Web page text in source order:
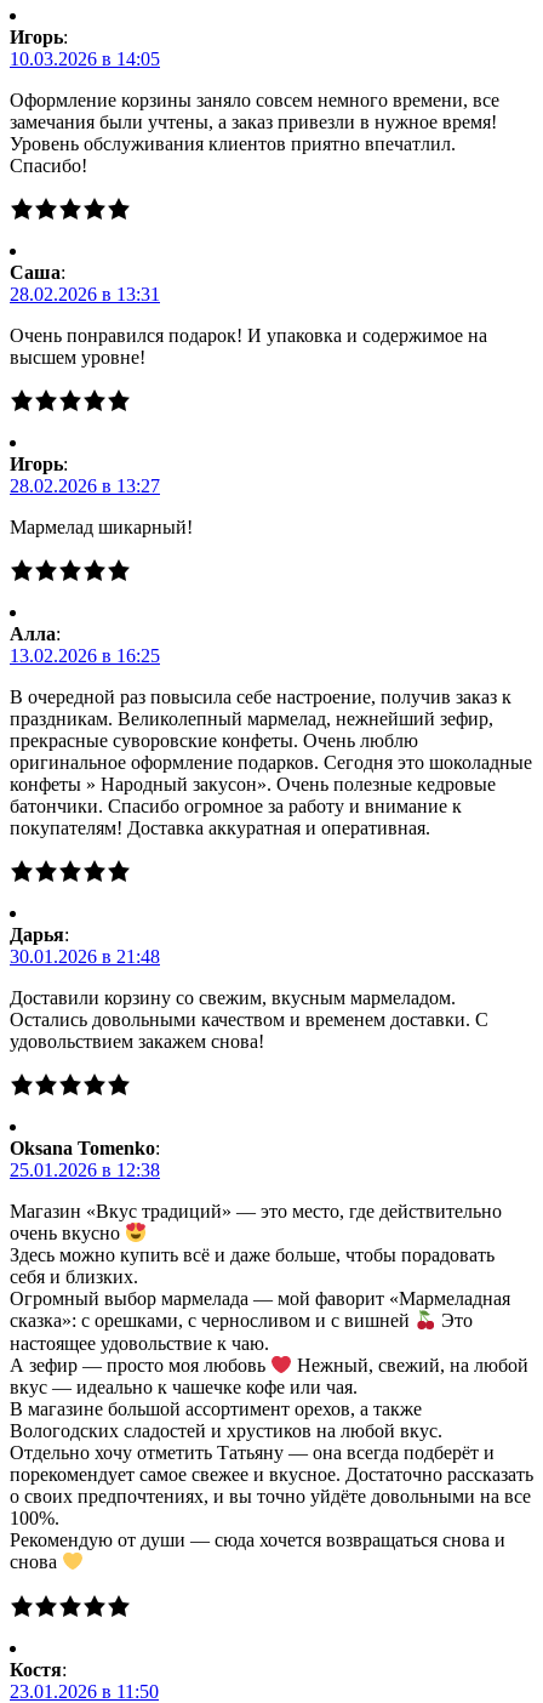
Игорь:
10.03.2026 в 14:05
Оформление корзины заняло совсем немного времени, все
замечания были учтены, а заказ привезли в нужное время!
Уровень обслуживания клиентов приятно впечатлил.
Спасибо!
Саша:
28.02.2026 в 13:31
Очень понравился подарок! И упаковка и содержимое на
высшем уровне!
Игорь:
28.02.2026 в 13:27
Мармелад шикарный!
Алла:
13.02.2026 в 16:25
В очередной раз повысила себе настроение, получив заказ к
праздникам. Великолепный мармелад, нежнейший зефир,
прекрасные суворовские конфеты. Очень люблю
оригинальное оформление подарков. Сегодня это шоколадные
конфеты » Народный закусон». Очень полезные кедровые
батончики. Спасибо огромное за работу и внимание к
покупателям! Доставка аккуратная и оперативная.
Дарья:
30.01.2026 в 21:48
Доставили корзину со свежим, вкусным мармеладом.
Остались довольными качеством и временем доставки. С
удовольствием закажем снова!
Oksana Tomenko:
25.01.2026 в 12:38
Магазин «Вкус традиций» — это место, где действительно
очень вкусно
Здесь можно купить всё и даже больше, чтобы порадовать
себя и близких.
Огромный выбор мармелада — мой фаворит «Мармеладная
сказка»: с орешками, с черносливом и с вишней
Это
настоящее удовольствие к чаю.
А зефир — просто моя любовь
Нежный, свежий, на любой
вкус — идеально к чашечке кофе или чая.
В магазине большой ассортимент орехов, а также
Вологодских сладостей и хрустиков на любой вкус.
Отдельно хочу отметить Татьяну — она всегда подберёт и
порекомендует самое свежее и вкусное. Достаточно рассказать
о своих предпочтениях, и вы точно уйдёте довольными на все
100%.
Рекомендую от души — сюда хочется возвращаться снова и
снова
Костя:
23.01.2026 в 11:50